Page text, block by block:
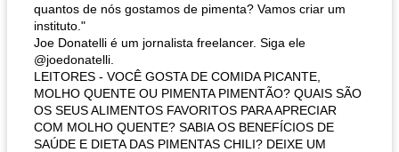
quantos de nós gostamos de pimenta? Vamos criar um
instituto."
Joe Donatelli é um jornalista freelancer. Siga ele
@joedonatelli.
LEITORES - VOCÊ GOSTA DE COMIDA PICANTE,
MOLHO QUENTE OU PIMENTA PIMENTÃO? QUAIS SÃO
OS SEUS ALIMENTOS FAVORITOS PARA APRECIAR
COM MOLHO QUENTE? SABIA OS BENEFÍCIOS DE
SAÚDE E DIETA DAS PIMENTAS CHILI? DEIXE UM